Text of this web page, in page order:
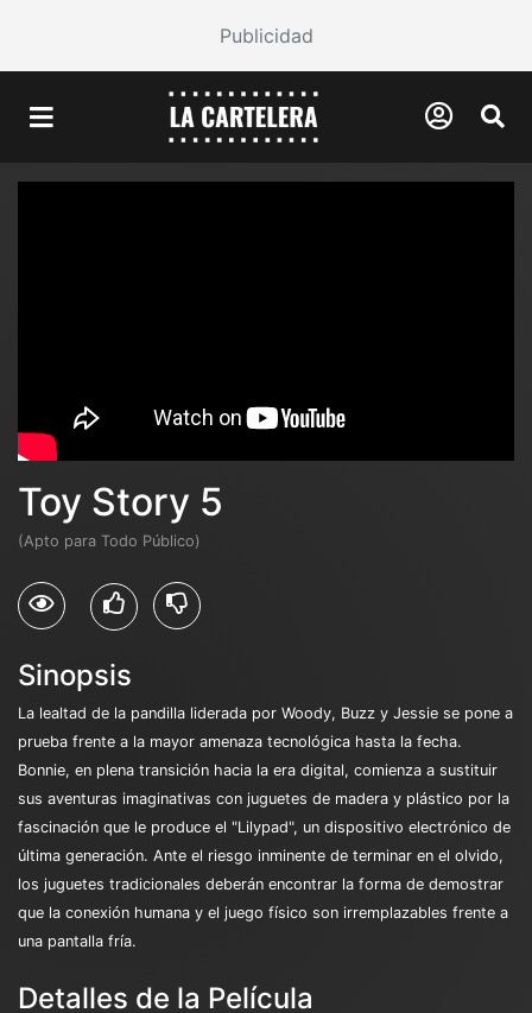
Publicidad
Toy Story 5
(Apto para Todo Público)
Sinopsis
La lealtad de la pandilla liderada por Woody, Buzz y Jessie se pone a
prueba frente a la mayor amenaza tecnológica hasta la fecha.
Bonnie, en plena transición hacia la era digital, comienza a sustituir
sus aventuras imaginativas con juguetes de madera y plástico por la
fascinación que le produce el "Lilypad", un dispositivo electrónico de
última generación. Ante el riesgo inminente de terminar en el olvido,
los juguetes tradicionales deberán encontrar la forma de demostrar
que la conexión humana y el juego físico son irremplazables frente a
una pantalla fría.
Detalles de la Película